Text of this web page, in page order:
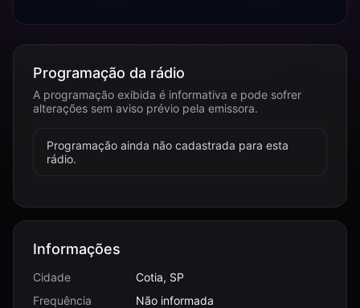
Programação da rádio
A programação exibida é informativa e pode sofrer
alterações sem aviso prévio pela emissora.
Programação ainda não cadastrada para esta
rádio.
Informações
Cidade
Cotia, SP
Frequência
Não informada